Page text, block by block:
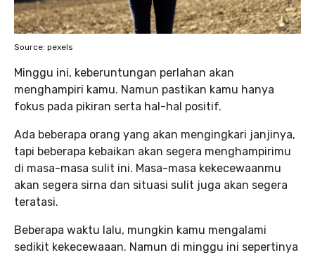
Source: pexels
Minggu ini, keberuntungan perlahan akan
menghampiri kamu. Namun pastikan kamu hanya
fokus pada pikiran serta hal-hal positif.
Ada beberapa orang yang akan mengingkari janjinya,
tapi beberapa kebaikan akan segera menghampirimu
di masa-masa sulit ini. Masa-masa kekecewaanmu
akan segera sirna dan situasi sulit juga akan segera
teratasi.
Beberapa waktu lalu, mungkin kamu mengalami
sedikit kekecewaaan. Namun di minggu ini sepertinya